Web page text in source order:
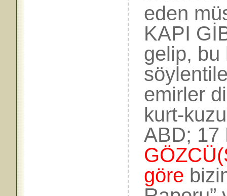
eden
KAPI
gelip, bu
emirler
kurt-
ABD; 17
göre